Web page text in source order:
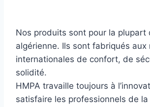
Nos produits sont pour la plupart
algérienne. Ils sont fabriqués aux
internationales de confort, de
solidité.
HMPA travaille toujours à
satisfaire les professionnels de